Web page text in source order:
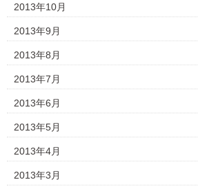
2013年10月
2013年9月
2013年8月
2013年7月
2013年6月
2013年5月
2013年4月
2013年3月